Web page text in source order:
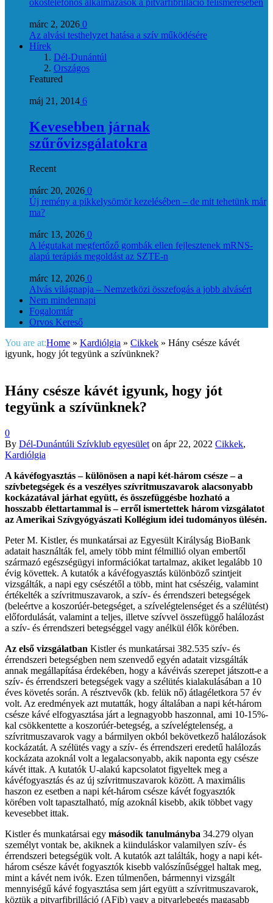
márc 2, 2026 0
Az alvási testhelyzet hatása a szív működésére
Hírek
Dél-Dunántúl
Országos
Featured
máj 21, 2014 6
Kevesebben járnak
szűrővizsgálatokra
Recent
márc 20, 2026 0
Új remény a pikkelysömör kezelésében – de mit tehetünk már
ma?
márc 13, 2026 0
A légutakat megfertőző gombák ellen fejlesztenek mRNS-
alapú terápiás megoldást az SZTE-n
márc 12, 2026 0
Alvás világnapja – Nemzetközi összefogás a jobb alvásért
Nem mindennapi
Fogalomtár
Orvos Kereső
You are at:Home » Kardiólgia » Cikkek » Hány csésze kávét
igyunk, hogy jót tegyünk a szívünknek?
Hány csésze kávét igyunk, hogy jót
tegyünk a szívünknek?
0
By Dél-Dunántúli Szívklub egyesület on ápr 22, 2022 Cikkek,
Kardiólgia
A kávéfogyasztás – különösen a napi két-három csésze – a
szívbetegségek és a veszélyes szívritmuszavarok alacsonyabb
kockázatával járhat együtt, és összefüggésbe hozható a
hosszabb élettartammal is – erről ismertettek három vizsgálatot
az Amerikai Szívgyógyászati Kollégium idei tudományos ülésén.
Peter M. Kistler, és munkatársai az Egyesült Királyság BioBank
adatait használták fel, amely több mint félmillió olyan embertől
származó egészségügyi információkat tartalmaz, akiket legalább 10
évig követtek. A kutatók a kávéfogyasztás különböző szintjeit
vizsgálták, a napi egy csészétől a több, mint hat csészéig, valamint
értékelték a szívritmuszavarok, a szív- és érrendszeri betegségek
(beleértve a koszorúér-betegséget, a szívelégtelenséget és a szélütést)
előfordulását, valamint a teljes, illetve szívvel összefüggő halálozást
a szív- és érrendszeri betegséggel vagy anélkül élők körében.
Az első vizsgálatban Kistler és munkatársai 382.535 szív- és
érrendszeri betegségben nem szenvedő egyén adatait vizsgálták
annak megállapítása érdekében, hogy a kávéivás szerepet játszott-e a
szív- és érrendszeri betegségek vagy a szélütés kialakulásában a 10
éves követés során. A résztvevők (kb. felük nő) átlagéletkora 57 év
volt. Az eredmények azt mutatták, hogy általában a napi két-három
csésze kávé elfogyasztása járt a legnagyobb haszonnal, ami 10-15%-
kal csökkentette a koszorúér-betegség, a szívelégtelenség, a
szívritmuszavarok vagy a bármilyen okból bekövetkező halálozások
kockázatát. A szélütés vagy a szív- és érrendszeri eredetű halálozás
kockázata azoknál volt a legalacsonyabb, akik naponta egy csésze
kávét ittak. A kutatók U-alakú kapcsolatot figyeltek meg a
kávéfogyasztás és az új szívritmuszavarok között. A maximális
haszon ez esetben a napi két-három csésze kávét fogyasztók
körében volt tapasztalható, míg azoknál kisebb, akik többet vagy
kevesebbet ittak.
Kistler és munkatársai egy második tanulmányba 34.279 olyan
személyt vontak be, akiknek a kiinduláskor valamilyen szív- és
érrendszeri betegségük volt. A kutatók azt találták, hogy a napi két-
három csésze kávét fogyasztók kisebb valószínűséggel haltak meg,
mint a kávét nem ivók. Ezen túlmenően, bármennyi vizsgált
mennyiségű kávé fogyasztása sem járt együtt a szívritmuszavarok,
köztük a pitvarfibrilláció (AFib) vagy a pitvarlebegés magasabb